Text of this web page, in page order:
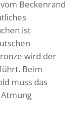
Beckenrand
ist
wird der
Beim
muss das